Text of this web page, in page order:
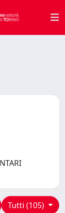
Tutti (105)